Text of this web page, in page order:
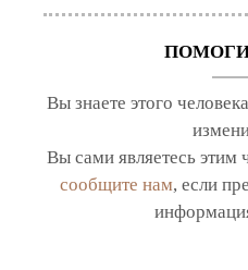
Вы знаете этого
Вы сами являетесь этим
сообщите нам, если